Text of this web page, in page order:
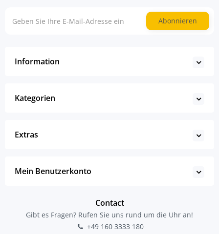
Abonnieren
Information
Kategorien
Extras
Mein Benutzerkonto
Contact
Gibt es Fragen? Rufen Sie uns rund um die Uhr an!
+49 160 3333 180